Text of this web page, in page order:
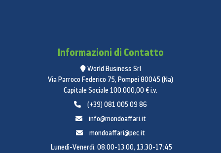
Informazioni di Contatto
World Business Srl
Via Parroco Federico 75, Pompei 80045 (Na)
Capitale Sociale 100.000,00 € i.v.
(+39) 081 005 09 86
info@mondoaffari.it
mondoaffari@pec.it
Lunedì-Venerdì: 08:00-13:00, 13:30-17:45